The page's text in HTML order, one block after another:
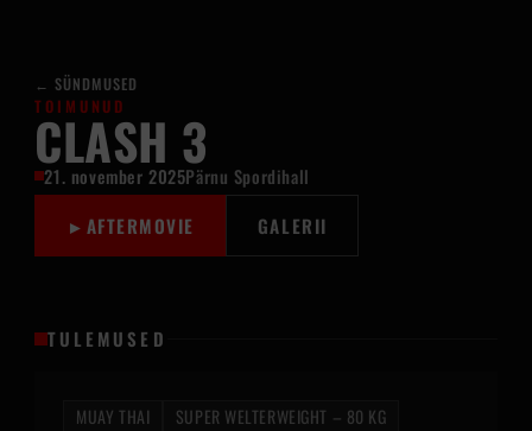
← SÜNDMUSED
TOIMUNUD
CLASH 3
21. november 2025Pärnu Spordihall
► AFTERMOVIE GALERII
TULEMUSED
MUAY THAI SUPER WELTERWEIGHT – 80 KG